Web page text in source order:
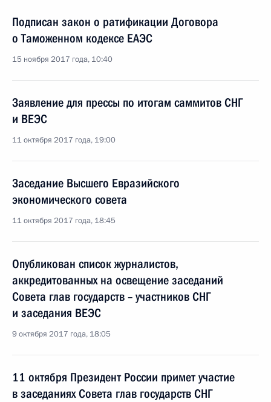
Подписан закон о ратификации Договора
о Таможенном кодексе ЕАЭС
15 ноября 2017 года, 10:40
Заявление для прессы по итогам саммитов СНГ
и ВЕЭС
11 октября 2017 года, 19:00
Заседание Высшего Евразийского
экономического совета
11 октября 2017 года, 18:45
Опубликован список журналистов,
аккредитованных на освещение заседаний
Совета глав государств – участников СНГ
и заседания ВЕЭС
9 октября 2017 года, 18:05
11 октября Президент России примет участие
в заседаниях Совета глав государств СНГ